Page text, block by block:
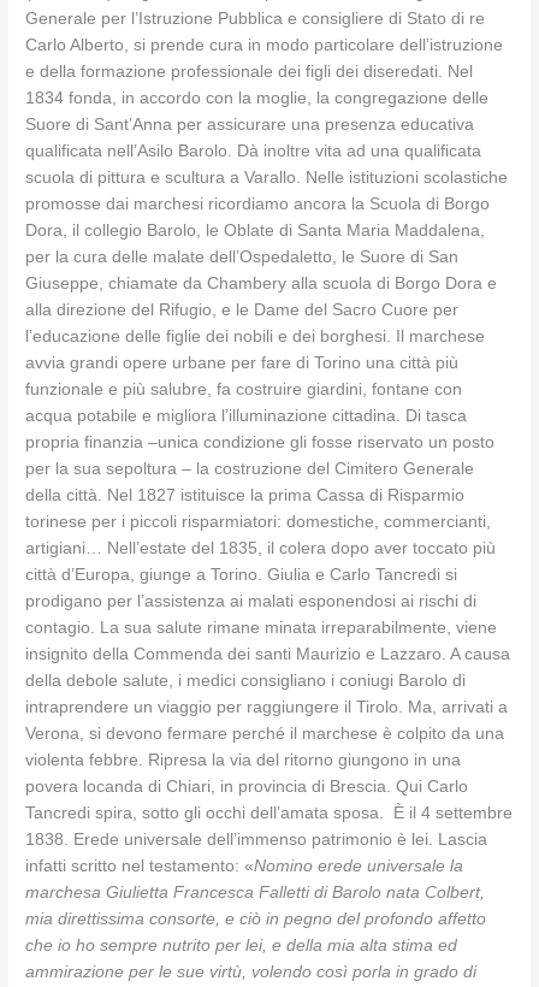
Generale per l’Istruzione Pubblica e consigliere di Stato di re
Carlo Alberto, si prende cura in modo particolare dell’istruzione
e della formazione professionale dei figli dei diseredati. Nel
1834 fonda, in accordo con la moglie, la congregazione delle
Suore di Sant’Anna per assicurare una presenza educativa
qualificata nell’Asilo Barolo. Dà inoltre vita ad una qualificata
scuola di pittura e scultura a Varallo. Nelle istituzioni scolastiche
promosse dai marchesi ricordiamo ancora la Scuola di Borgo
Dora, il collegio Barolo, le Oblate di Santa Maria Maddalena,
per la cura delle malate dell’Ospedaletto, le Suore di San
Giuseppe, chiamate da Chambery alla scuola di Borgo Dora e
alla direzione del Rifugio, e le Dame del Sacro Cuore per
l’educazione delle figlie dei nobili e dei borghesi. Il marchese
avvia grandi opere urbane per fare di Torino una città più
funzionale e più salubre, fa costruire giardini, fontane con
acqua potabile e migliora l’illuminazione cittadina. Di tasca
propria finanzia –unica condizione gli fosse riservato un posto
per la sua sepoltura – la costruzione del Cimitero Generale
della città. Nel 1827 istituisce la prima Cassa di Risparmio
torinese per i piccoli risparmiatori: domestiche, commercianti,
artigiani… Nell’estate del 1835, il colera dopo aver toccato più
città d’Europa, giunge a Torino. Giulia e Carlo Tancredi si
prodigano per l’assistenza ai malati esponendosi ai rischi di
contagio. La sua salute rimane minata irreparabilmente, viene
insignito della Commenda dei santi Maurizio e Lazzaro. A causa
della debole salute, i medici consigliano i coniugi Barolo di
intraprendere un viaggio per raggiungere il Tirolo. Ma, arrivati a
Verona, si devono fermare perché il marchese è colpito da una
violenta febbre. Ripresa la via del ritorno giungono in una
povera locanda di Chiari, in provincia di Brescia. Qui Carlo
Tancredi spira, sotto gli occhi dell’amata sposa. È il 4 settembre
1838. Erede universale dell’immenso patrimonio è lei. Lascia
infatti scritto nel testamento: «Nomino erede universale la
marchesa Giulietta Francesca Falletti di Barolo nata Colbert,
mia direttissima consorte, e ciò in pegno del profondo affetto
che io ho sempre nutrito per lei, e della mia alta stima ed
ammirazione per le sue virtù, volendo così porla in grado di